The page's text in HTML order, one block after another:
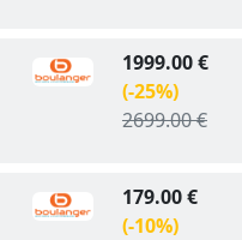
1999.00 €
(-25%)
2699.00 €
179.00 €
(-10%)